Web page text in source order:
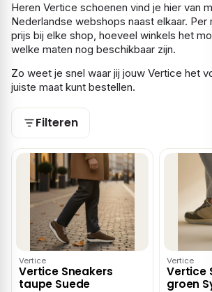
Heren Vertice schoenen vind je hier van
Nederlandse webshops naast elkaar. Per
prijs bij elke shop, hoeveel winkels het
welke maten nog beschikbaar zijn.
Zo weet je snel waar jij jouw Vertice het
juiste maat kunt bestellen.
Filteren
Vertice
Vertice Sneakers
taupe Suede
Vertice
Vertice
groen